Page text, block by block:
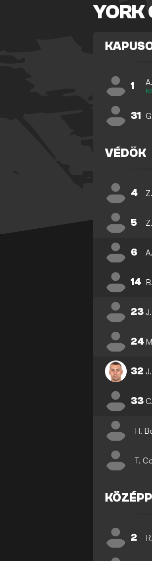
YORK
1
31
VÉDŐK
4
5
6
14
23
24
32
33
H.
T.
2